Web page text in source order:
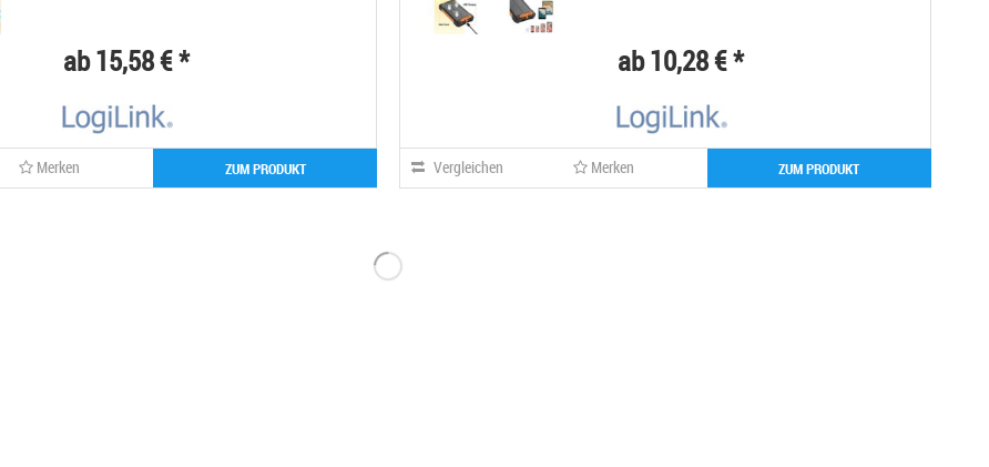
ab 15,58 € *
ZUM PRODUKT
Merken
ab 10,28 € *
ZUM PRODUKT
Vergleichen Merken